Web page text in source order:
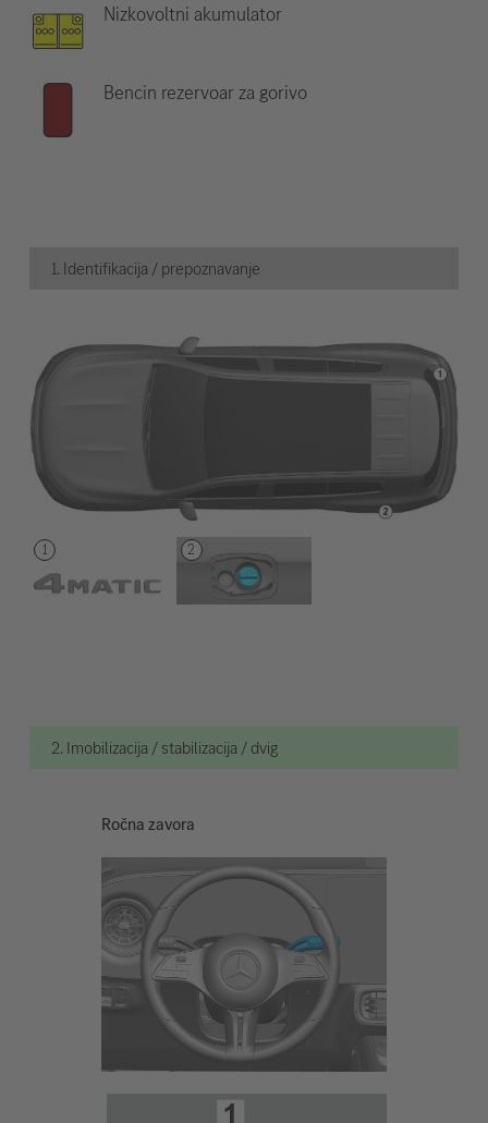
Nizkovoltni akumulator
Bencin rezervoar za gorivo
1. Identifikacija / prepoznavanje
2. Imobilizacija / stabilizacija / dvig
Ročna zavora